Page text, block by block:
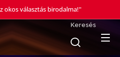
okos választás birodalma!"
Keresés